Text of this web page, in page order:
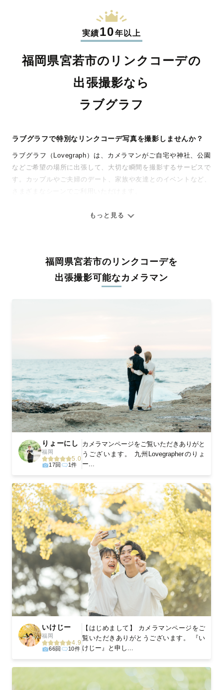
実績10年以上
福岡県宮若市のリンクコーデの
出張撮影なら
ラブグラフ
ラブグラフで特別なリンクコーデ写真を撮影しませんか？
ラブグラフ（Lovegraph）は、カメラマンがご自宅や神社、公園
などご希望の場所に出張して、大切な瞬間を撮影するサービスで
す。カップルやご夫婦のデート、家族や友達とのイベントなど、
ありのままの空気感を大切に、何十年経っても見返したくなるよ
料金は全国どこでも一律。わかりやすく安心の価格設定です。オ
リジナルの研修と厳正な審査に合格し、撮影技術やホスピタリテ
ィを身につけたプロのカメラマンが全国47都道府県に在籍してい
撮影後は、独自の編集技術で写真の明るさや色合いを丁寧に調
整。自然な雰囲気を残しつつも、おしゃれで洗練された仕上がり
に。きっと「こんな写真を撮ってほしかった！」と思える一枚に
出会えます。まずは、ラブグラフの撮影事例 をご覧ください。
もっと見る
福岡県宮若市のリンクコーデを
出張撮影可能なカメラマン
りょーにし
福岡
5.0
17回 1件
カメラマンページをご覧いただきありがと
うございます。 九州Lovegrapherのりょ
ー...
いけじー
福岡
4.9
66回 10件
【はじめまして】 カメラマンページをご
覧いただきありがとうございます。 『い
けじー』と申し...